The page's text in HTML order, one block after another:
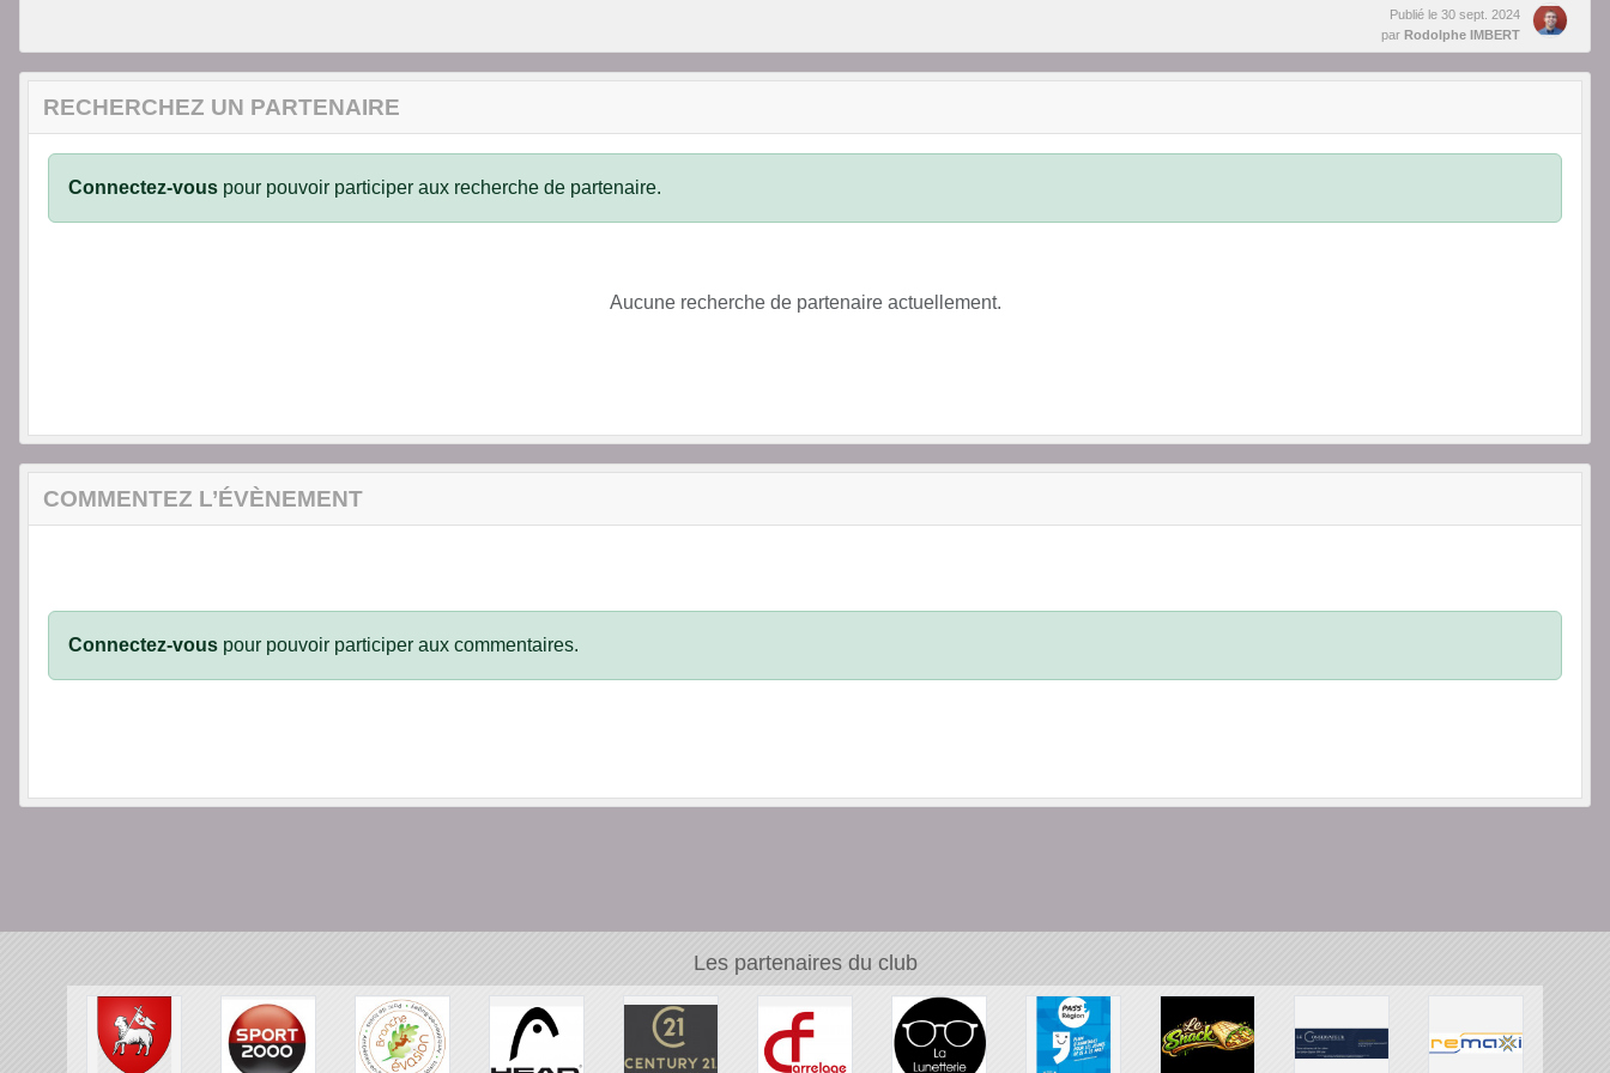
Publié le 30 sept. 2024
par Rodolphe IMBERT
RECHERCHEZ UN PARTENAIRE
Connectez-vous pour pouvoir participer aux recherche de partenaire.
Aucune recherche de partenaire actuellement.
COMMENTEZ L’ÉVÈNEMENT
Connectez-vous pour pouvoir participer aux commentaires.
Les partenaires du club